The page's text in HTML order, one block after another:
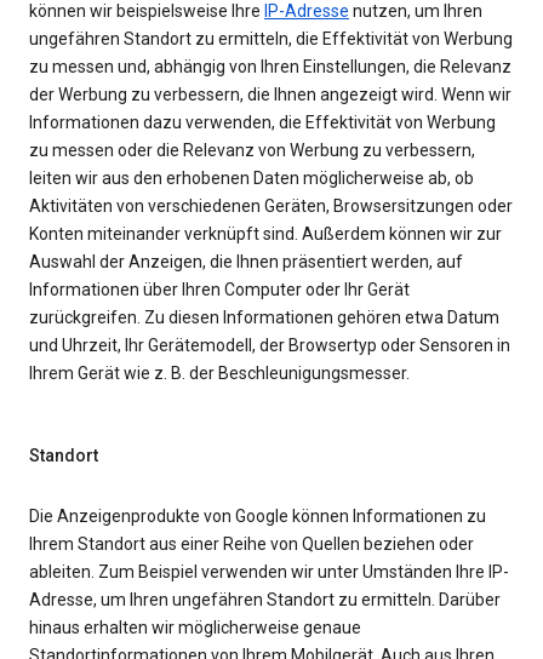
können wir beispielsweise Ihre IP-Adresse nutzen, um Ihren
ungefähren Standort zu ermitteln, die Effektivität von Werbung
zu messen und, abhängig von Ihren Einstellungen, die Relevanz
der Werbung zu verbessern, die Ihnen angezeigt wird. Wenn wir
Informationen dazu verwenden, die Effektivität von Werbung
zu messen oder die Relevanz von Werbung zu verbessern,
leiten wir aus den erhobenen Daten möglicherweise ab, ob
Aktivitäten von verschiedenen Geräten, Browsersitzungen oder
Konten miteinander verknüpft sind. Außerdem können wir zur
Auswahl der Anzeigen, die Ihnen präsentiert werden, auf
Informationen über Ihren Computer oder Ihr Gerät
zurückgreifen. Zu diesen Informationen gehören etwa Datum
und Uhrzeit, Ihr Gerätemodell, der Browsertyp oder Sensoren in
Ihrem Gerät wie z. B. der Beschleunigungsmesser.
Standort
Die Anzeigenprodukte von Google können Informationen zu
Ihrem Standort aus einer Reihe von Quellen beziehen oder
ableiten. Zum Beispiel verwenden wir unter Umständen Ihre IP-
Adresse, um Ihren ungefähren Standort zu ermitteln. Darüber
hinaus erhalten wir möglicherweise genaue